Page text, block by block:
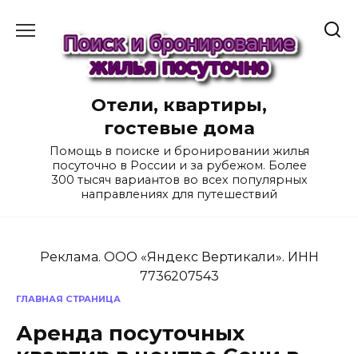
содержанию
Отели, квартиры,
гостевые дома
Помощь в поиске и бронировании жилья
посуточно в России и за рубежом. Более
300 тысяч вариантов во всех популярных
направлениях для путешествий
Реклама. ООО «Яндекс Вертикали». ИНН
7736207543
ГЛАВНАЯ СТРАНИЦА
Аренда посуточных